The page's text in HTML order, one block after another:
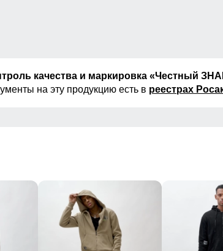
качества и маркировка «Честный
на эту продукцию есть в реестрах